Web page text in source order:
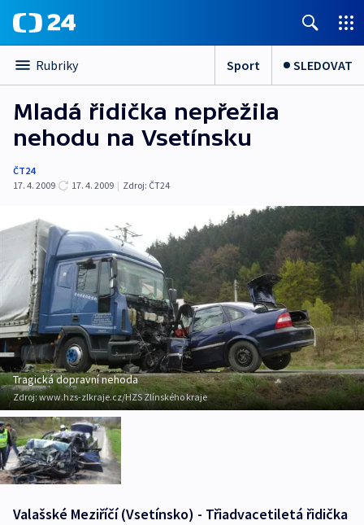
Rubriky Sport SLEDOVAT
Mladá řidička nepřežila
nehodu na Vsetínsku
ČT24
17. 4. 2009
17. 4. 2009 | Zdroj: ČT24
Tragická dopravní nehoda
Zdroj: www.hzs-zlkraje.cz/HZS Zlínského kraje
Valašské Meziříčí (Vsetínsko) - Třiadvacetiletá řidička